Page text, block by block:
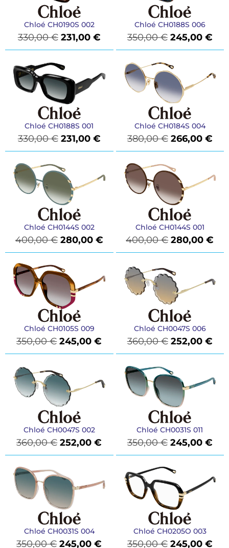
Chloé CH0190S 002
330,00€ 231,00 €
Chloé CH0188S 006
350,00€ 245,00 €
Chloé CH0188S 001
330,00€ 231,00 €
Chloé CH0184S 004
380,00€ 266,00 €
Chloé CH0144S 002
400,00€ 280,00 €
Chloé CH0144S 001
400,00€ 280,00€
Chloé CH0105S 009
350,00€ 245,00€
Chloé CH0047S 006
360,00€ 252,00 €
Chloé CH0047S 002
360,00€ 252,00€
Chloé CH0031S 011
350,00€ 245,00 €
Chloé CH0031S 004
350,00€ 245,00€
Chloé CH0205O 003
350,00€ 245,00 €